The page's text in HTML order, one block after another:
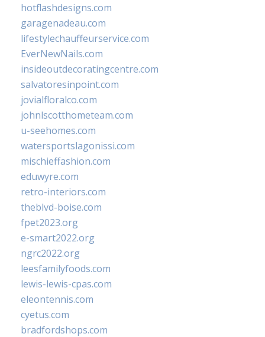
hotflashdesigns.com
garagenadeau.com
lifestylechauffeurservice.com
EverNewNails.com
insideoutdecoratingcentre.com
salvatoresinpoint.com
jovialfloralco.com
johnlscotthometeam.com
u-seehomes.com
watersportslagonissi.com
mischieffashion.com
eduwyre.com
retro-interiors.com
theblvd-boise.com
fpet2023.org
e-smart2022.org
ngrc2022.org
leesfamilyfoods.com
lewis-lewis-cpas.com
eleontennis.com
cyetus.com
bradfordshops.com